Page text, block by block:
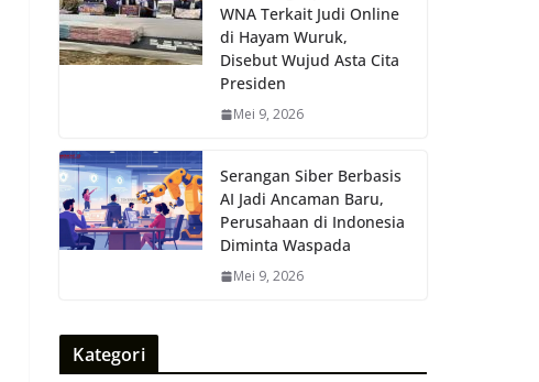
WNA Terkait Judi Online
di Hayam Wuruk,
Disebut Wujud Asta Cita
Presiden
Mei 9, 2026
Serangan Siber Berbasis
AI Jadi Ancaman Baru,
Perusahaan di Indonesia
Diminta Waspada
Mei 9, 2026
Kategori